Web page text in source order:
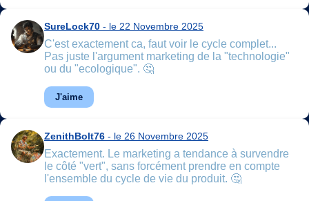
SureLock70 - le 22 Novembre 2025
C'est exactement ca, faut voir le cycle complet...
Pas juste l'argument marketing de la "technologie"
ou du "ecologique". 🤔
J'aime
ZenithBolt76 - le 26 Novembre 2025
Exactement. Le marketing a tendance à survendre
le côté "vert", sans forcément prendre en compte
l'ensemble du cycle de vie du produit. 🤔